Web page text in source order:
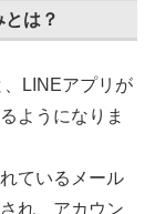
は？
LINEアプリが
ようになりま
ているメール
れ、アカウン